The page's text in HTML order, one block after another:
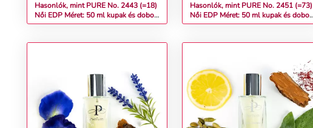
Hasonlók, mint PURE No. 2443 (=18)
Női EDP Méret: 50 ml kupak és doboz
nélkül
Hasonlók, mint PURE No. 2451 (=73)
Női EDP Méret: 50 ml kupak és doboz
nélkül